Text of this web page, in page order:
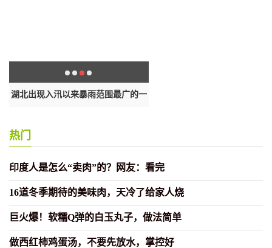
湖北出现入汛以来暴雨范围最广的一
热门
印度人是怎么“卖肉”的？网友：看完
16道冬季期待的美味肉，天冷了给家人烧
巨火爆！软糯Q弹的白玉丸子，做法简单
做西红柿鸡蛋汤，不要先放水，掌控好